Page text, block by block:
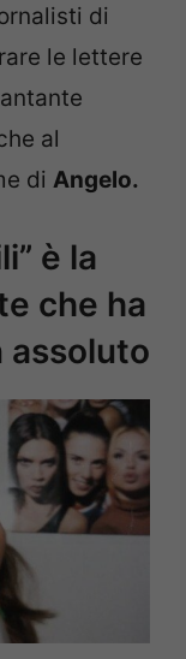
di
le lettere
al
di Angelo.
è la
che ha
assoluto